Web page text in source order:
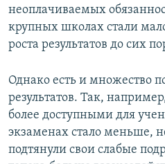
неоплачиваемых
крупных школах стали
роста результатов до сих
Однако есть и множество
результатов. Так,
более доступными для
экзаменах стало меньше,
подтянули свои слабые